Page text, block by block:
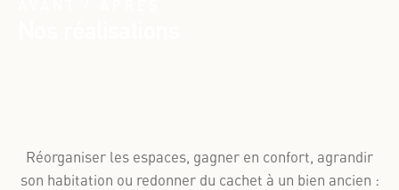
Réorganiser les espaces, gagner en confort, agrandir
son habitation ou redonner du cachet à un bien ancien :